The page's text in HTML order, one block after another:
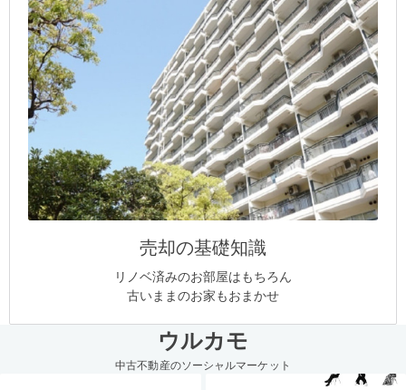
売却の基礎知識
リノベ済みのお部屋はもちろん
古いままのお家もおまかせ
ウルカモ
中古不動産のソーシャルマーケット